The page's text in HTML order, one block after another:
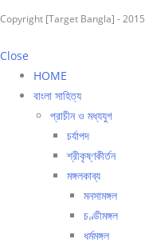
Copyright [Target Bangla] - 2015
Close
HOME
বাংলা সাহিত্য
প্রাচীন ও মধ্যযুগ
চর্যাপদ
শ্রীকৃষ্ণকীর্তন
মঙ্গলকাব্য
মনসামঙ্গল
চণ্ডীমঙ্গল
ধর্মমঙ্গল